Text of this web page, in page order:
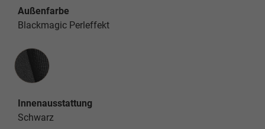
Außenfarbe
Blackmagic Perleffekt
Innenausstattung
Innenausstattung
Schwarz